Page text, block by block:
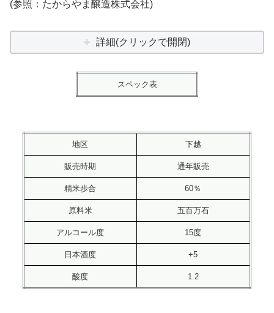
(参照：たからやま醸造株式会社)
詳細(クリックで開閉)
スペック表
地区 下越
販売時期 通年販売
精米歩合 60％
原料米 五百万石
アルコール度 15度
日本酒度 +5
酸度 1.2